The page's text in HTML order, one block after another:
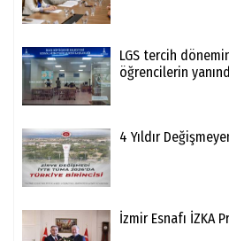
LGS tercih
öğrencilerin
4 Yıldır
İzmir Esnafı İZKA